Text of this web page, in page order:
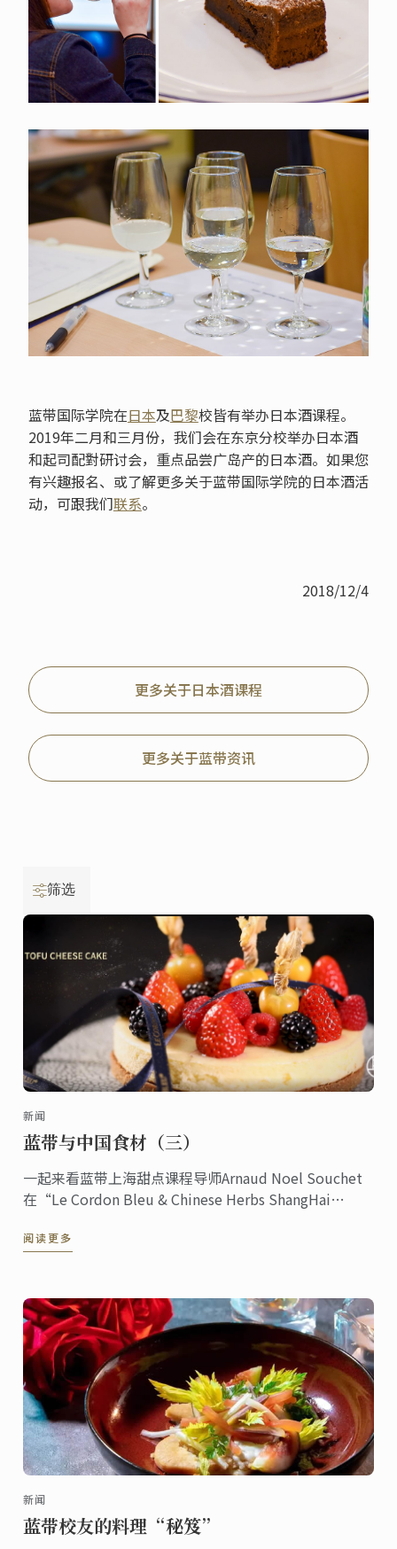
蓝带国际学院在日本及巴黎校皆有举办日本酒课程。
2019年二月和三月份，我们会在东京分校举办日本酒
和起司配對研讨会，重点品尝广岛产的日本酒。如果您
有兴趣报名、或了解更多关于蓝带国际学院的日本酒活
动，可跟我们联系。
2018/12/4
更多关于日本酒课程
更多关于蓝带资讯
筛选
新闻
蓝带与中国食材（三）
一起来看蓝带上海甜点课程导师Arnaud Noel Souchet
在“Le Cordon Bleu & Chinese Herbs ShangHai
阅读更多
新闻
蓝带校友的料理“秘笈”